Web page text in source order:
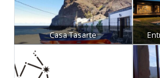
Casa Tasarte